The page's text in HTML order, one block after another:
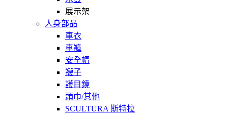
展示架
人身部品
車衣
車褲
安全帽
襪子
護目鏡
頭巾/其他
SCULTURA 斯特拉